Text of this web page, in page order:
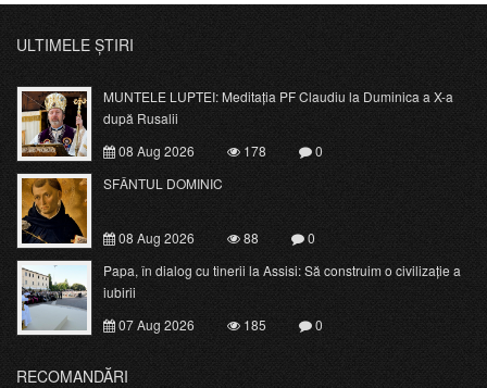
ULTIMELE ȘTIRI
MUNTELE LUPTEI: Meditația PF Claudiu la Duminica a X-a
după Rusalii
08 Aug 2026
178
0
SFÂNTUL DOMINIC
08 Aug 2026 88
0
Papa, în dialog cu tinerii la Assisi: Să construim o civilizație a
iubirii
07 Aug 2026
185 0
RECOMANDĂRI